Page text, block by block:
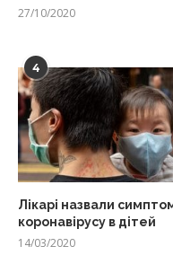
27/10/2020
4
Лікарі назвали
коронавірусу в дітей
14/03/2020